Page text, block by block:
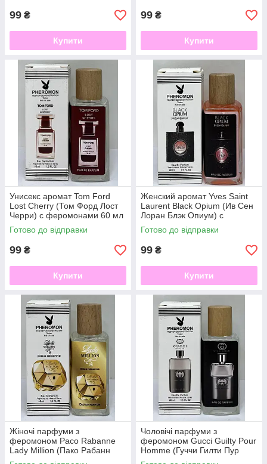
99 ₴
Купити
99 ₴
Купити
Унисекс аромат Tom Ford
Lost Cherry (Том Форд Лост
Черри) с феромонами 60 мл
Готово до відправки
99 ₴
Купити
Женский аромат Yves Saint
Laurent Black Opium (Ив Сен
Лоран Блэк Опиум) с
феромоном 60 мл
Готово до відправки
99 ₴
Купити
Жіночі парфуми з
феромоном Paco Rabanne
Lady Million (Пако Рабанн
Леди Миллион) 60 мл
Чоловічі парфуми з
феромоном Gucci Guilty Pour
Homme (Гуччи Гилти Пур
Хом) 60 мл